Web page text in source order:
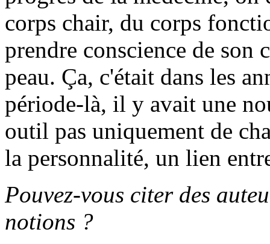
corps chair, du corps
prendre conscience de son
peau. Ça, c'était dans les
période-là, il y avait une
outil pas uniquement de
la personnalité, un lien
Pouvez-vous citer des
notions ?